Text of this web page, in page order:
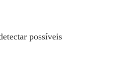
possíveis